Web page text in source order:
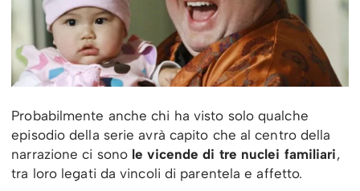
Probabilmente anche chi ha visto solo qualche
episodio della serie avrà capito che al centro della
narrazione ci sono le vicende di tre nuclei familiari,
tra loro legati da vincoli di parentela e affetto.